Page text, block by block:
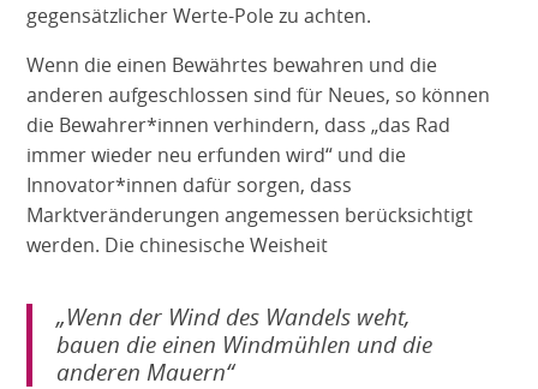
gegensätzlicher Werte-Pole zu achten.
Wenn die einen Bewährtes bewahren und die
anderen aufgeschlossen sind für Neues, so können
die Bewahrer*innen verhindern, dass „das Rad
immer wieder neu erfunden wird“ und die
Innovator*innen dafür sorgen, dass
Marktveränderungen angemessen berücksichtigt
werden. Die chinesische Weisheit
„Wenn der Wind des Wandels weht,
bauen die einen Windmühlen und die
anderen Mauern“